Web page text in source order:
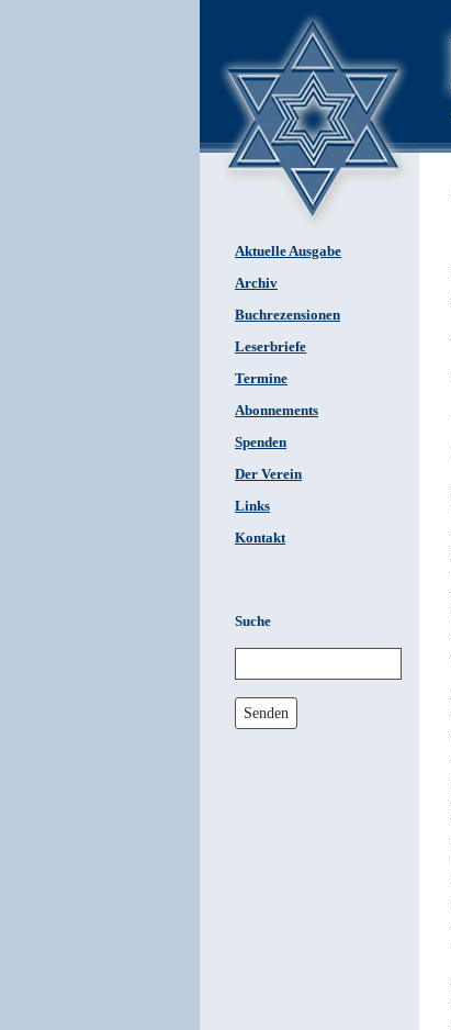
Aktuelle Ausgabe
Archiv
Buchrezensionen
Leserbriefe
Termine
Abonnements
Spenden
Der Verein
Links
Kontakt
Suche
Senden